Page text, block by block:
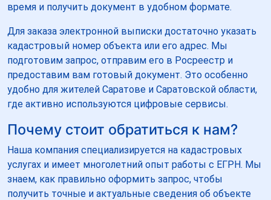
время и получить документ в удобном формате.
Для заказа электронной выписки достаточно указать
кадастровый номер объекта или его адрес. Мы
подготовим запрос, отправим его в Росреестр и
предоставим вам готовый документ. Это особенно
удобно для жителей Саратове и Саратовской области,
где активно используются цифровые сервисы.
Почему стоит обратиться к нам?
Наша компания специализируется на кадастровых
услугах и имеет многолетний опыт работы с ЕГРН. Мы
знаем, как правильно оформить запрос, чтобы
получить точные и актуальные сведения об объекте